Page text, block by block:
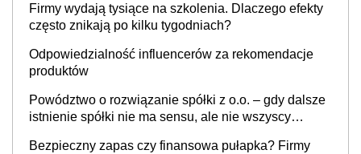
Firmy wydają tysiące na szkolenia. Dlaczego efekty
często znikają po kilku tygodniach?
Odpowiedzialność influencerów za rekomendacje
produktów
Powództwo o rozwiązanie spółki z o.o. – gdy dalsze
istnienie spółki nie ma sensu, ale nie wszyscy
Bezpieczny zapas czy finansowa pułapka? Firmy